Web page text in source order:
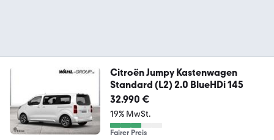
Citroën Jumpy Kastenwagen
Standard (L2) 2.0 BlueHDi 145
32.990 €
19% MwSt.
Fairer Preis